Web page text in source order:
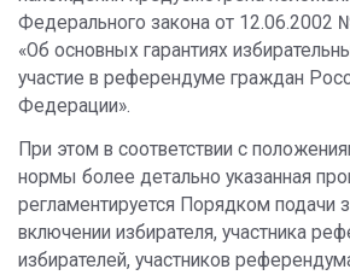
Федерального закона от
«Об основных гарантиях
участие в референдуме граждан
Федерации».
При этом в соответствии с
нормы более детально указанная
регламентируется Порядком подачи
включении избирателя, участника
избирателей, участников